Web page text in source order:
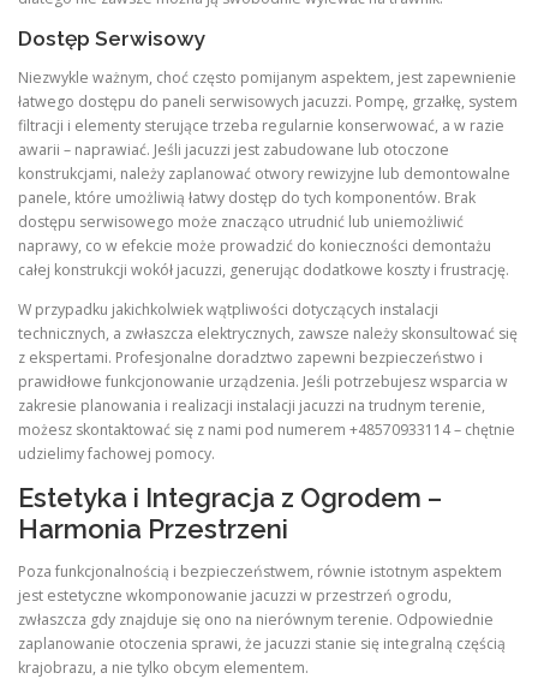
Dostęp Serwisowy
Niezwykle ważnym, choć często pomijanym aspektem, jest zapewnienie
łatwego dostępu do paneli serwisowych jacuzzi. Pompę, grzałkę, system
filtracji i elementy sterujące trzeba regularnie konserwować, a w razie
awarii – naprawiać. Jeśli jacuzzi jest zabudowane lub otoczone
konstrukcjami, należy zaplanować otwory rewizyjne lub demontowalne
panele, które umożliwią łatwy dostęp do tych komponentów. Brak
dostępu serwisowego może znacząco utrudnić lub uniemożliwić
naprawy, co w efekcie może prowadzić do konieczności demontażu
całej konstrukcji wokół jacuzzi, generując dodatkowe koszty i frustrację.
W przypadku jakichkolwiek wątpliwości dotyczących instalacji
technicznych, a zwłaszcza elektrycznych, zawsze należy skonsultować się
z ekspertami. Profesjonalne doradztwo zapewni bezpieczeństwo i
prawidłowe funkcjonowanie urządzenia. Jeśli potrzebujesz wsparcia w
zakresie planowania i realizacji instalacji jacuzzi na trudnym terenie,
możesz skontaktować się z nami pod numerem +48570933114 – chętnie
udzielimy fachowej pomocy.
Estetyka i Integracja z Ogrodem –
Harmonia Przestrzeni
Poza funkcjonalnością i bezpieczeństwem, równie istotnym aspektem
jest estetyczne wkomponowanie jacuzzi w przestrzeń ogrodu,
zwłaszcza gdy znajduje się ono na nierównym terenie. Odpowiednie
zaplanowanie otoczenia sprawi, że jacuzzi stanie się integralną częścią
krajobrazu, a nie tylko obcym elementem.